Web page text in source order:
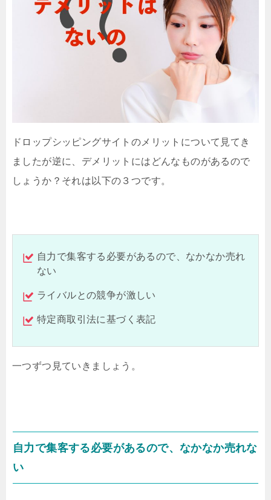
ドロップシッピングサイトのメリットについて見てき
ましたが逆に、デメリットには どんなものがあるので
しょうか？ それは以下の３つです。
自力で集客する必要があるので、なかなか売れ
ない
ライバルとの競争が激しい
特定商取引法に基づく表記
一つずつ見ていきましょう。
自力で集客する必要があるので、なかなか売れな
い